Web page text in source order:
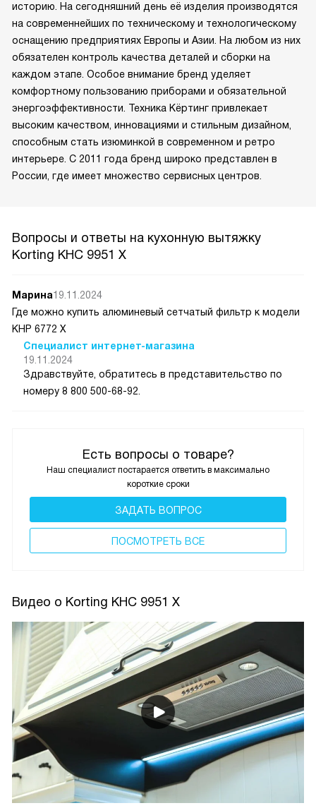
историю. На сегодняшний день её изделия производятся
на современнейших по техническому и технологическому
оснащению предприятиях Европы и Азии. На любом из них
обязателен контроль качества деталей и сборки на
каждом этапе. Особое внимание бренд уделяет
комфортному пользованию приборами и обязательной
энергоэффективности. Техника Кёртинг привлекает
высоким качеством, инновациями и стильным дизайном,
способным стать изюминкой в современном и ретро
интерьере. С 2011 года бренд широко представлен в
России, где имеет множество сервисных центров.
Вопросы и ответы на кухонную вытяжку
Korting KHC 9951 X
Есть вопросы о товаре?
Наш специалист постарается ответить в максимально
короткие сроки
ЗАДАТЬ ВОПРОС
ПОCМОТРЕТЬ ВСЕ
Марина19.11.2024
Где можно купить алюминевый сетчатый фильтр к модели
КНР 6772 Х
Специалист интернет-магазина
19.11.2024
Здравствуйте, обратитесь в представительство по
номеру 8 800 500-68-92.
Видео о Korting KHC 9951 X